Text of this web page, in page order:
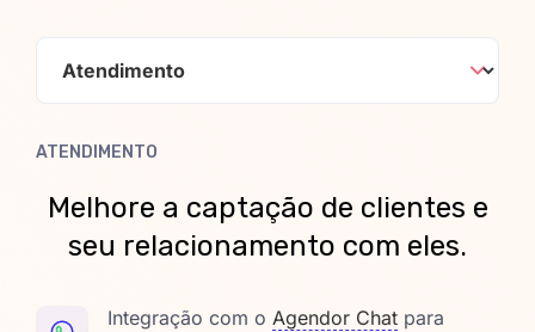
ATENDIMENTO
Melhore a captação de clientes e
seu relacionamento com eles.
Integração com o Agendor Chat para